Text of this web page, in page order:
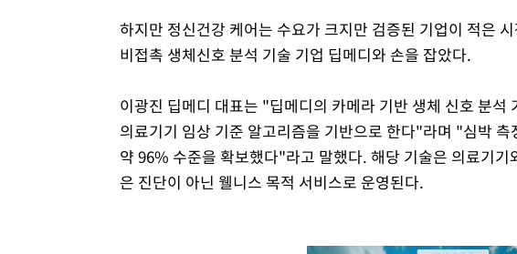
하지만 정신건강 케어는 수요가 크지만 검증된 기업이 적은
비접촉 생체신호 분석 기술 기업 딥메디와 손을 잡았다.
이광진 딥메디 대표는 "딥메디의 카메라 기반 생체 신호 분석
의료기기 임상 기준 알고리즘을 기반으로 한다"라며 "심박
약 96% 수준을 확보했다"라고 말했다. 해당 기술은 의료기
은 진단이 아닌 웰니스 목적 서비스로 운영된다.